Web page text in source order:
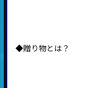
◆贈り物とは？